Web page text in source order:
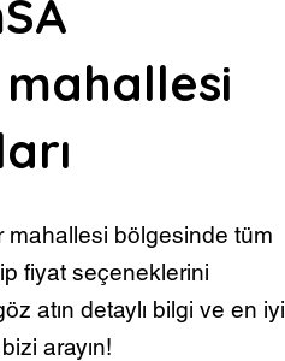
bölgesinde tüm
fiyat seçeneklerini
atın detaylı bilgi ve en iyi
arayın!